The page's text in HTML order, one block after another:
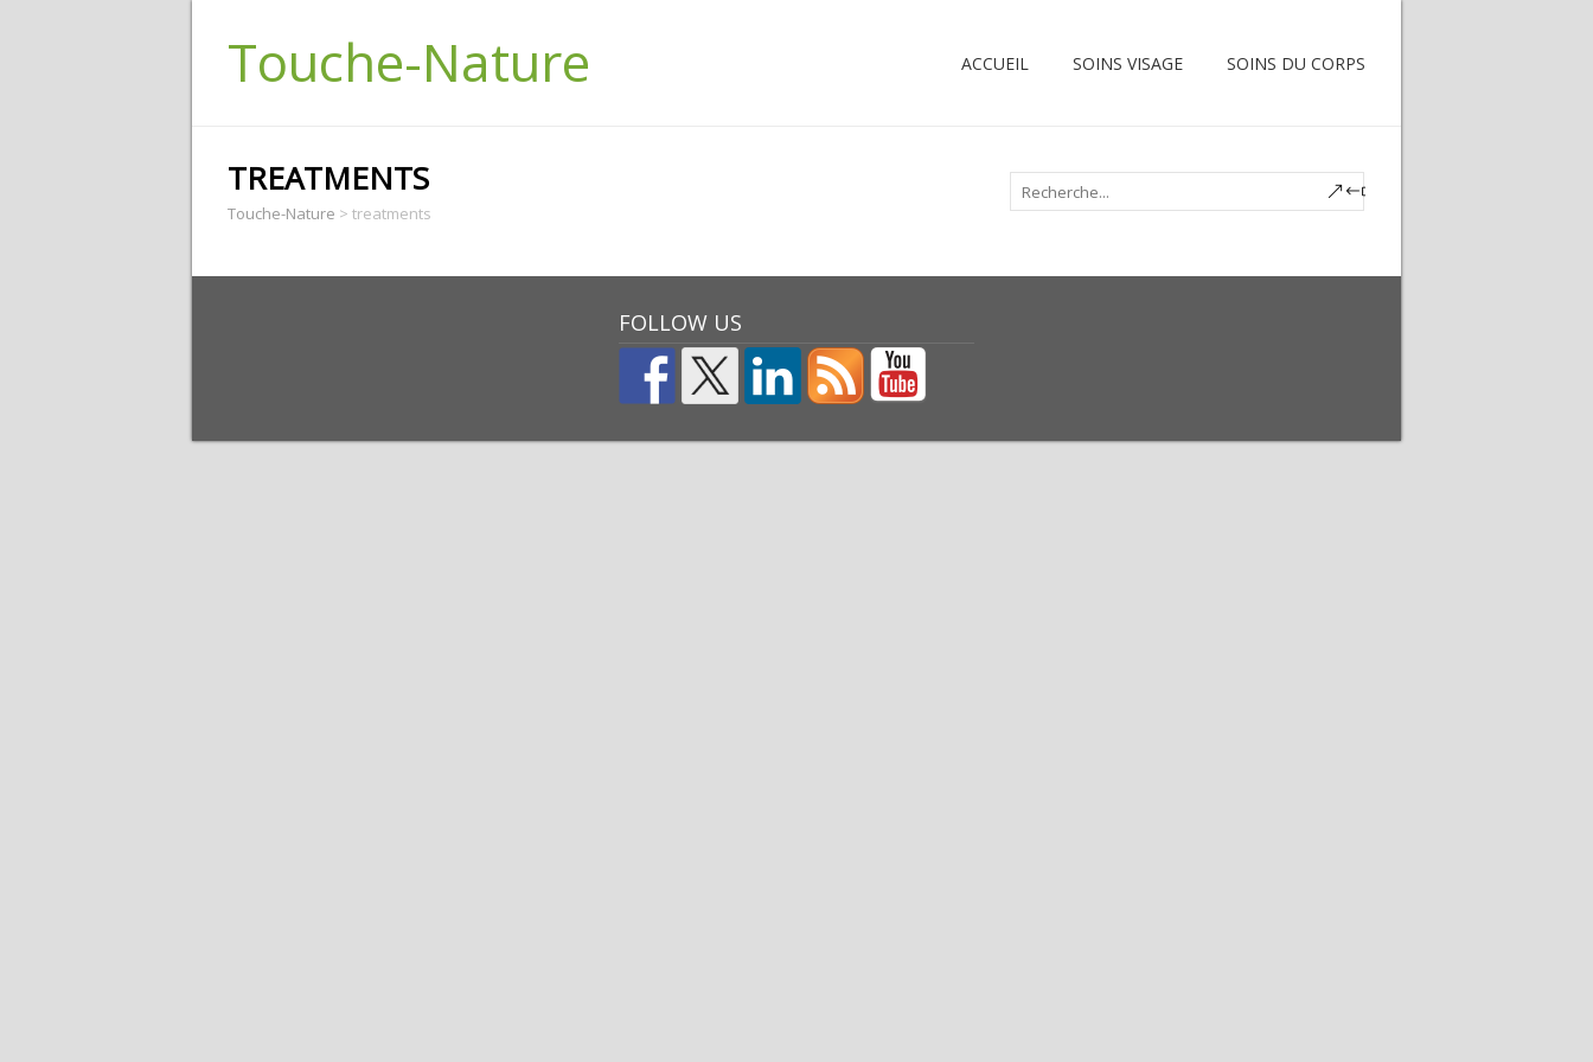
Touche-Nature ACCUEIL SOINS VISAGE SOINS DU CORPS
TREATMENTS
Touche-Nature > treatments
FOLLOW US